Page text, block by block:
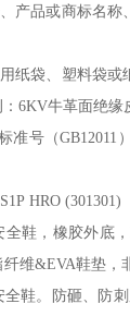
产品或商标名
纸袋、塑料袋
6KV牛革面绝缘
准号（GB12011
HRO (301301)
鞋，橡胶外底
维&EVA鞋垫，
全鞋。防砸、防